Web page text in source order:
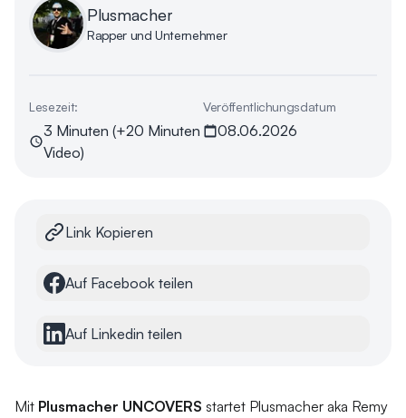
Plusmacher
Rapper und Unternehmer
Lesezeit:
3 Minuten (+20 Minuten
Video)
Veröffentlichungsdatum
08.06.2026
Link Kopieren
Auf Facebook teilen
Auf Linkedin teilen
Mit Plusmacher UNCOVERS startet Plusmacher aka Remy